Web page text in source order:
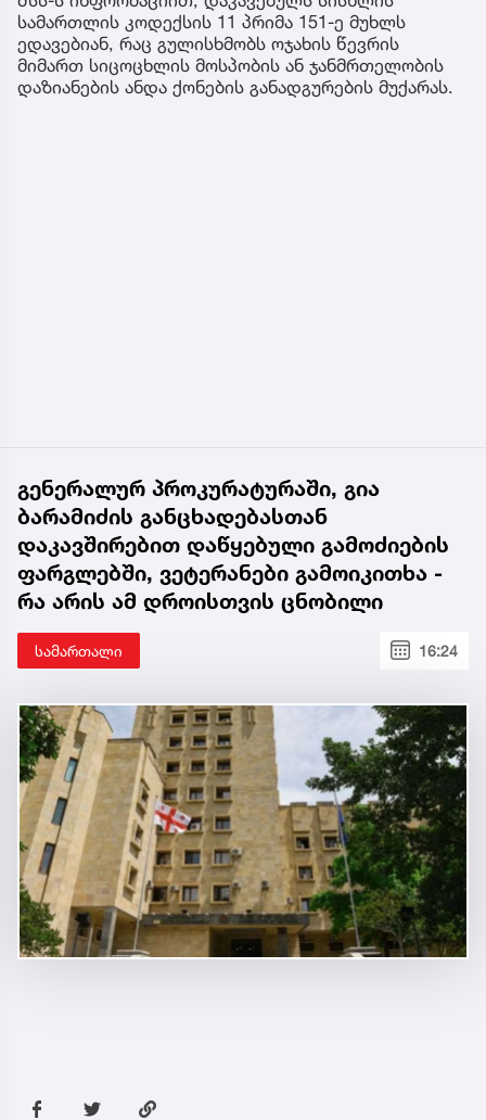
სამართლის კოდექსის 11 პრიმა 151-ე მუხლს
ედავებიან, რაც გულისხმობს ოჯახის წევრის
მიმართ სიცოცხლის მოსპობის ან ჯანმრთელობის
დაზიანების ანდა ქონების განადგურების მუქარას.
გენერალურ პროკურატურაში, გია
ბარამიძის განცხადებასთან
დაკავშირებით დაწყებული გამოძიების
ფარგლებში, ვეტერანები გამოიკითხა -
რა არის ამ დროისთვის ცნობილი
სამართალი 16:24